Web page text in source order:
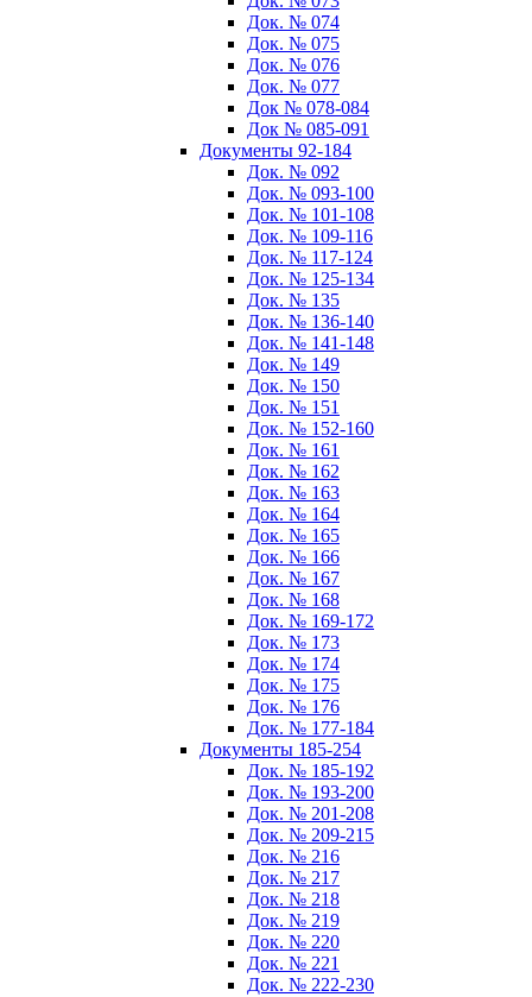
Док. № 074
Док. № 075
Док. № 076
Док. № 077
Док № 078-084
Док № 085-091
Документы 92-184
Док. № 092
Док. № 093-100
Док. № 101-108
Док. № 109-116
Док. № 117-124
Док. № 125-134
Док. № 135
Док. № 136-140
Док. № 141-148
Док. № 149
Док. № 150
Док. № 151
Док. № 152-160
Док. № 161
Док. № 162
Док. № 163
Док. № 164
Док. № 165
Док. № 166
Док. № 167
Док. № 168
Док. № 169-172
Док. № 173
Док. № 174
Док. № 175
Док. № 176
Док. № 177-184
Документы 185-254
Док. № 185-192
Док. № 193-200
Док. № 201-208
Док. № 209-215
Док. № 216
Док. № 217
Док. № 218
Док. № 219
Док. № 220
Док. № 221
Док. № 222-230